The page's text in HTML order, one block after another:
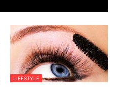
LIFESTYLE